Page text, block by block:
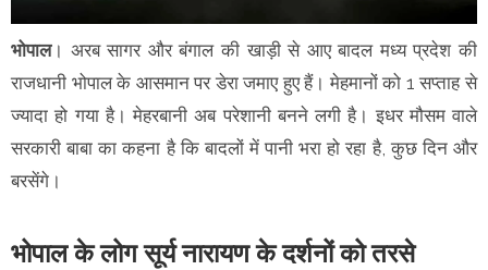
भोपाल। अरब सागर और बंगाल की खाड़ी से आए बादल मध्य प्रदेश की
राजधानी भोपाल के आसमान पर डेरा जमाए हुए हैं। मेहमानों को 1 सप्ताह से
ज्यादा हो गया है। मेहरबानी अब परेशानी बनने लगी है। इधर मौसम वाले
सरकारी बाबा का कहना है कि बादलों में पानी भरा हो रहा है, कुछ दिन और
बरसेंगे।
भोपाल के लोग सूर्य नारायण के दर्शनों को तरसे